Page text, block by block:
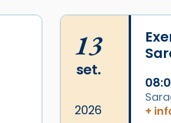
13
set.
2026
+